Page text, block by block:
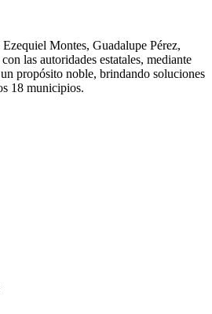
Montes, Guadalupe Pérez,
las autoridades estatales, mediante
propósito noble, brindando soluciones
18 municipios.